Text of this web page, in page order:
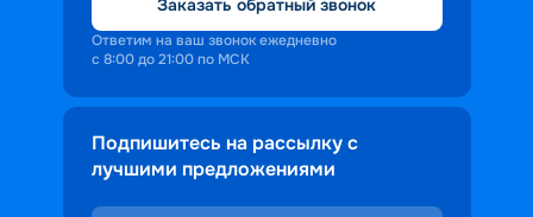
Ответим на ваш звонок ежедневно
с 8:00 до 21:00 по МСК
Подпишитесь на рассылку с
лучшими предложениями